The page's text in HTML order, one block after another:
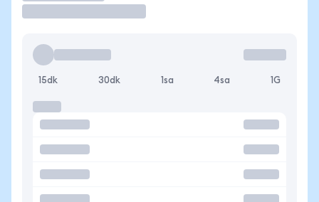
15dk 30dk 1sa 4sa 1G